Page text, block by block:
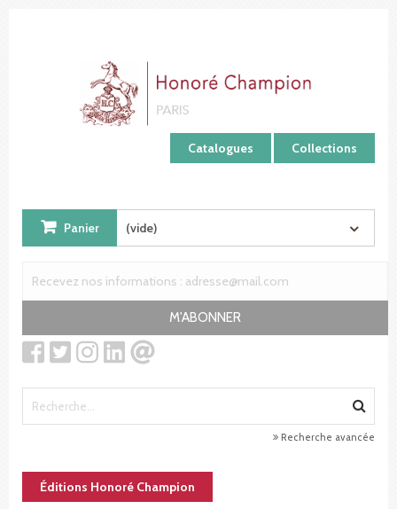
Catalogues Collections
Panier (vide)
M'ABONNER
Recherche avancée
Éditions Honoré Champion